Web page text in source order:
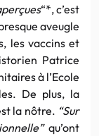
“*, c’est
aveugle
les vaccins et
Patrice
à l’Ecole
De plus, la
la nôtre. “Sur
qu’ont